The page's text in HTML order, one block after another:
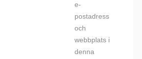
e-
postadress
och
webbplats i
denna